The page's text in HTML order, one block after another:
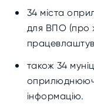
34 міста
для ВПО (про
також 34
інформацію.